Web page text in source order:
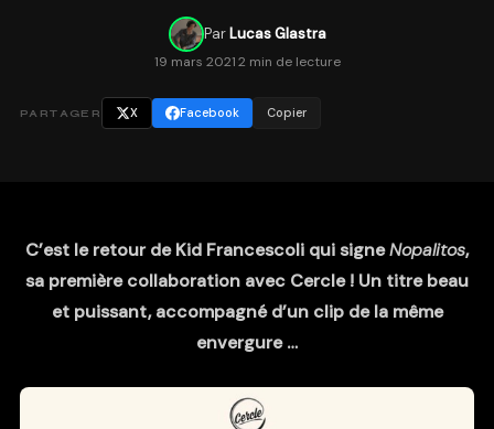
ParLucas Glastra
19 mars 20212 min de lecture
PARTAGER X Facebook Copier
C’est le retour de Kid Francescoli qui signeNopalitos,
sa première collaboration avec Cercle ! Un titre beau
et puissant, accompagné d’un clip de la même
envergure …